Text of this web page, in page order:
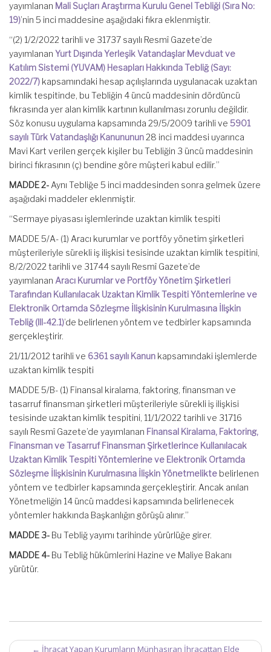
yayımlanan Mali Suçları Araştırma Kurulu Genel Tebliği (Sıra No:
19)’nin 5 inci maddesine aşağıdaki fıkra eklenmiştir.
“(2) 1/2/2022 tarihli ve 31737 sayılı Resmî Gazete’de
yayımlanan Yurt Dışında Yerleşik Vatandaşlar Mevduat ve
Katılım Sistemi (YUVAM) Hesapları Hakkında Tebliğ (Sayı:
2022/7) kapsamındaki hesap açılışlarında uygulanacak uzaktan
kimlik tespitinde, bu Tebliğin 4 üncü maddesinin dördüncü
fıkrasında yer alan kimlik kartının kullanılması zorunlu değildir.
Söz konusu uygulama kapsamında 29/5/2009 tarihli ve 5901
sayılı Türk Vatandaşlığı Kanununun28 inci maddesi uyarınca
Mavi Kart verilen gerçek kişiler bu Tebliğin 3 üncü maddesinin
birinci fıkrasının (ç) bendine göre müşteri kabul edilir.”
MADDE 2- Aynı Tebliğe 5 inci maddesinden sonra gelmek üzere
aşağıdaki maddeler eklenmiştir.
“Sermaye piyasası işlemlerinde uzaktan kimlik tespiti
MADDE 5/A- (1) Aracı kurumlar ve portföy yönetim şirketleri
müşterileriyle sürekli iş ilişkisi tesisinde uzaktan kimlik tespitini,
8/2/2022 tarihli ve 31744 sayılı Resmî Gazete’de
yayımlanan Aracı Kurumlar ve Portföy Yönetim Şirketleri
Tarafından Kullanılacak Uzaktan Kimlik Tespiti Yöntemlerine ve
Elektronik Ortamda Sözleşme İlişkisinin Kurulmasına İlişkin
Tebliğ (III-42.1)’de belirlenen yöntem ve tedbirler kapsamında
gerçekleştirir.
21/11/2012 tarihli ve 6361 sayılı Kanun kapsamındaki işlemlerde
uzaktan kimlik tespiti
MADDE 5/B- (1) Finansal kiralama, faktoring, finansman ve
tasarruf finansman şirketleri müşterileriyle sürekli iş ilişkisi
tesisinde uzaktan kimlik tespitini, 11/1/2022 tarihli ve 31716
sayılı Resmî Gazete’de yayımlanan Finansal Kiralama, Faktoring,
Finansman ve Tasarruf Finansman Şirketlerince Kullanılacak
Uzaktan Kimlik Tespiti Yöntemlerine ve Elektronik Ortamda
Sözleşme İlişkisinin Kurulmasına İlişkin Yönetmelikte belirlenen
yöntem ve tedbirler kapsamında gerçekleştirir. Ancak anılan
Yönetmeliğin 14 üncü maddesi kapsamında belirlenecek
yöntemler hakkında Başkanlığın görüşü alınır.”
MADDE 3- Bu Tebliğ yayımı tarihinde yürürlüğe girer.
MADDE 4- Bu Tebliğ hükümlerini Hazine ve Maliye Bakanı
yürütür.
Post ← İhracat Yapan Kurumların Münhasıran İhracattan Elde